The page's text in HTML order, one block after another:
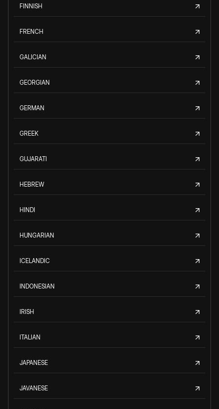
FINNISH
FRENCH
GALICIAN
GEORGIAN
GERMAN
GREEK
GUJARATI
HEBREW
HINDI
HUNGARIAN
ICELANDIC
INDONESIAN
IRISH
ITALIAN
JAPANESE
JAVANESE